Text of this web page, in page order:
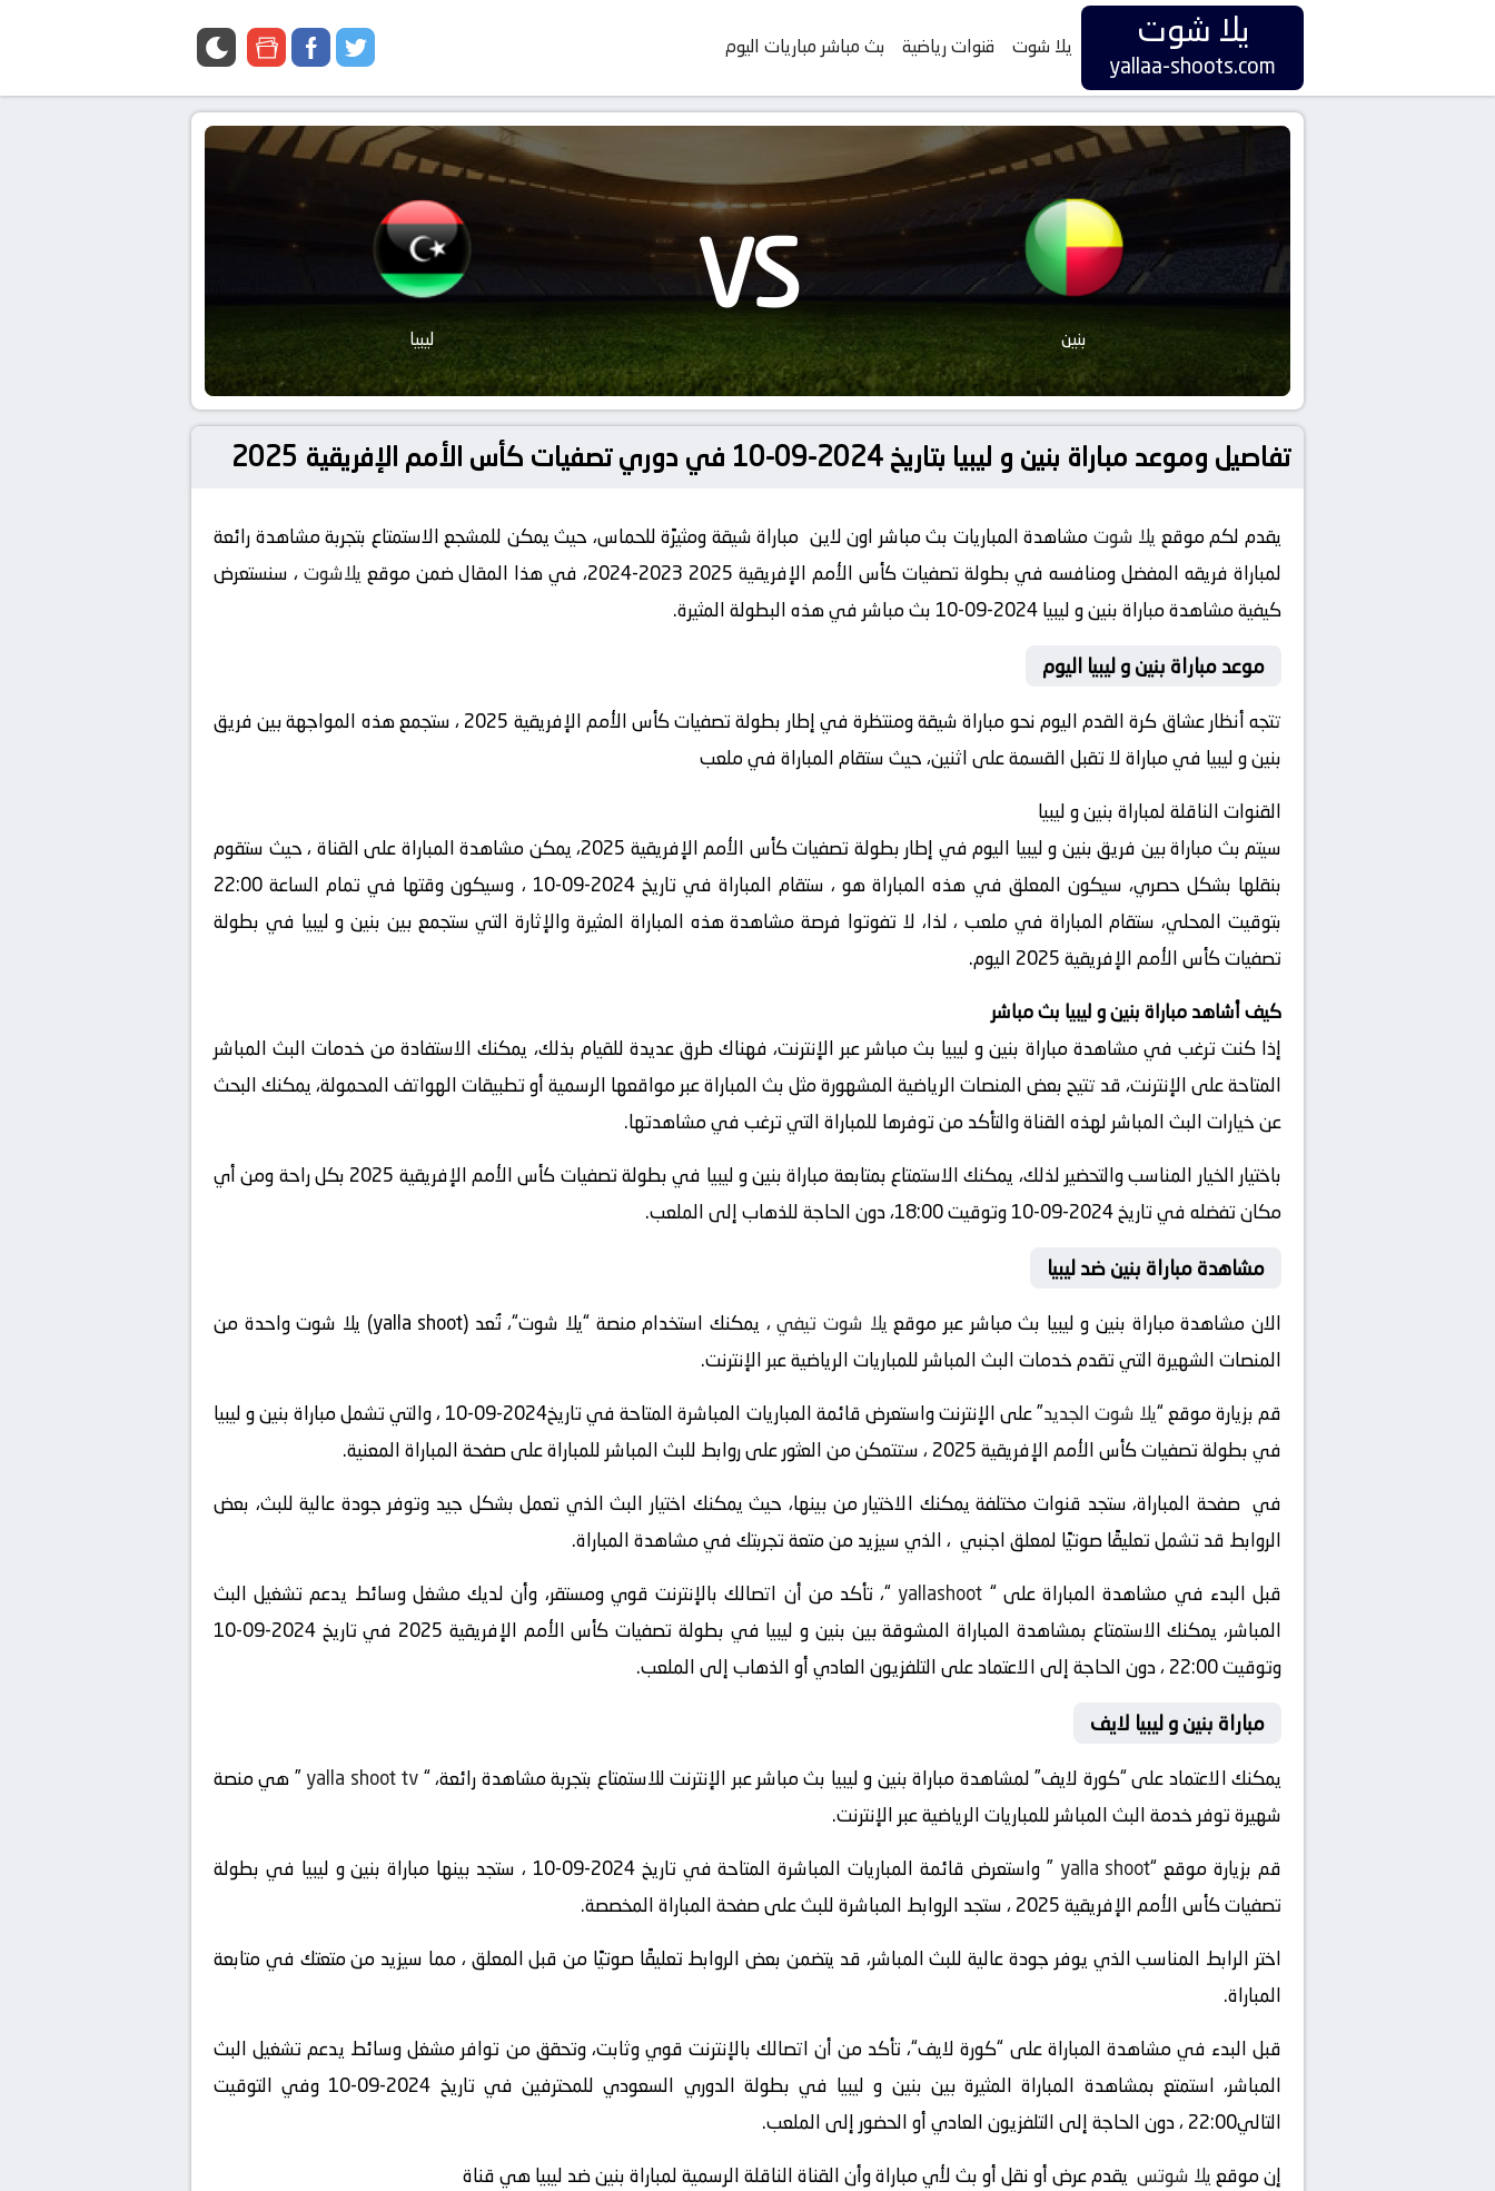
يلا شوت
yallaa-shoots.com
يلا شوت قنوات رياضية بث مباشر مباريات اليوم twitter
facebook
google
بنين VS ليبيا
تفاصيل وموعد مباراة بنين و ليبيا بتاريخ 2024-09-10 في دوري تصفيات كأس الأمم الإفريقية 2025
يقدم لكم موقع يلا شوت مشاهدة المباريات بث مباشر اون لاين مباراة شيقة ومثيرًة للحماس، حيث يمكن للمشجع الاستمتاع بتجربة مشاهدة رائعة
لمباراة فريقه المفضل ومنافسه في بطولة تصفيات كأس الأمم الإفريقية 2025 2023-2024، في هذا المقال ضمن موقع
يلاشوت ، سنستعرض
كيفية مشاهدة مباراة بنين و ليبيا 2024-09-10 بث مباشر في هذه البطولة المثيرة.
موعد مباراة بنين و ليبيا اليوم
تتجه أنظار عشاق كرة القدم اليوم نحو مباراة شيقة ومنتظرة في إطار بطولة تصفيات كأس الأمم الإفريقية 2025 ، ستجمع هذه المواجهة بين فريق
بنين و ليبيا في مباراة لا تقبل القسمة على اثنين، حيث ستقام المباراة في ملعب
القنوات الناقلة لمباراة بنين و ليبيا
سيتم بث مباراة بين فريق بنين و ليبيا اليوم في إطار بطولة تصفيات كأس الأمم الإفريقية 2025، يمكن مشاهدة المباراة على القناة ، حيث ستقوم
بنقلها بشكل حصري، سيكون المعلق في هذه المباراة هو ، ستقام المباراة في تاريخ 2024-09-10 ، وسيكون وقتها في تمام الساعة 22:00
بتوقيت المحلي، ستقام المباراة في ملعب ، لذا، لا تفوتوا فرصة مشاهدة هذه المباراة المثيرة والإثارة التي ستجمع بين بنين و ليبيا في بطولة
تصفيات كأس الأمم الإفريقية 2025 اليوم.
كيف أشاهد مباراة بنين و ليبيا بث مباشر
إذا كنت ترغب في مشاهدة مباراة بنين و ليبيا بث مباشر عبر الإنترنت، فهناك طرق عديدة للقيام بذلك، يمكنك الاستفادة من خدمات البث المباشر
المتاحة على الإنترنت، قد تتيح بعض المنصات الرياضية المشهورة مثل بث المباراة عبر مواقعها الرسمية أو تطبيقات الهواتف المحمولة، يمكنك البحث
عن خيارات البث المباشر لهذه القناة والتأكد من توفرها للمباراة التي ترغب في مشاهدتها.
باختيار الخيار المناسب والتحضير لذلك، يمكنك الاستمتاع بمتابعة مباراة بنين و ليبيا في بطولة تصفيات كأس الأمم الإفريقية 2025 بكل راحة ومن أي
مكان تفضله في تاريخ 2024-09-10 وتوقيت 18:00، دون الحاجة للذهاب إلى الملعب.
مشاهدة مباراة بنين ضد ليبيا
الان مشاهدة مباراة بنين و ليبيا بث مباشر عبر موقع يلا شوت تيفي
، يمكنك استخدام منصة “يلا شوت“، تُعد (yalla shoot) يلا شوت واحدة من
المنصات الشهيرة التي تقدم خدمات البث المباشر للمباريات الرياضية عبر الإنترنت.
قم بزيارة موقع “يلا شوت الجديد
” على الإنترنت واستعرض قائمة المباريات المباشرة المتاحة في تاريخ2024-09-10 ، والتي تشمل مباراة بنين و ليبيا
في بطولة تصفيات كأس الأمم الإفريقية 2025 ، ستتمكن من العثور على روابط للبث المباشر للمباراة على صفحة المباراة المعنية.
في صفحة المباراة، ستجد قنوات مختلفة يمكنك الاختيار من بينها، حيث يمكنك اختيار البث الذي تعمل بشكل جيد وتوفر جودة عالية للبث، بعض
الروابط قد تشمل تعليقًا صوتيًا لمعلق اجنبي ، الذي سيزيد من متعة تجربتك في مشاهدة المباراة.
قبل البدء في مشاهدة المباراة على “
“، تأكد من أن اتصالك بالإنترنت قوي ومستقر، وأن لديك مشغل وسائط يدعم تشغيل البث
المباشر، يمكنك الاستمتاع بمشاهدة المباراة المشوقة بين بنين و ليبيا في بطولة تصفيات كأس الأمم الإفريقية 2025 في تاريخ 2024-09-10
وتوقيت 22:00 ، دون الحاجة إلى الاعتماد على التلفزيون العادي أو الذهاب إلى الملعب.
مباراة بنين و ليبيا لايف
يمكنك الاعتماد على “كورة لايف” لمشاهدة مباراة بنين و ليبيا بث مباشر عبر الإنترنت للاستمتاع بتجربة مشاهدة رائعة، “yalla shoot tv” هي منصة
شهيرة توفر خدمة البث المباشر للمباريات الرياضية عبر الإنترنت.
قم بزيارة موقع “yalla shoot
” واستعرض قائمة المباريات المباشرة المتاحة في تاريخ 2024-09-10 ، ستجد بينها مباراة بنين و ليبيا في بطولة
تصفيات كأس الأمم الإفريقية 2025 ، ستجد الروابط المباشرة للبث على صفحة المباراة المخصصة.
اختر الرابط المناسب الذي يوفر جودة عالية للبث المباشر، قد يتضمن بعض الروابط تعليقًا صوتيًا من قبل المعلق ، مما سيزيد من متعتك في متابعة
المباراة.
قبل البدء في مشاهدة المباراة على “كورة لايف“، تأكد من أن اتصالك بالإنترنت قوي وثابت، وتحقق من توافر مشغل وسائط يدعم تشغيل البث
المباشر، استمتع بمشاهدة المباراة المثيرة بين بنين و ليبيا في بطولة الدوري السعودي للمحترفين في تاريخ 2024-09-10 وفي التوقيت
التالي22:00 ، دون الحاجة إلى التلفزيون العادي أو الحضور إلى الملعب.
إن موقعيلا شوتس يقدم عرض أو نقل أو بث لأي مباراة وأن القناة الناقلة الرسمية لمباراة بنين ضد ليبيا هي قناة